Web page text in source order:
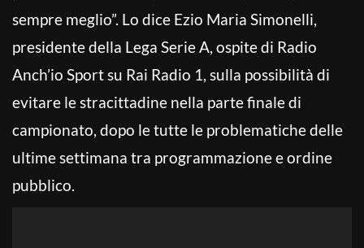
sempre meglio”. Lo dice Ezio Maria Simonelli,
presidente della Lega Serie A, ospite di Radio
Anch’io Sport su Rai Radio 1, sulla possibilità di
evitare le stracittadine nella parte finale di
campionato, dopo le tutte le problematiche delle
ultime settimana tra programmazione e ordine
pubblico.